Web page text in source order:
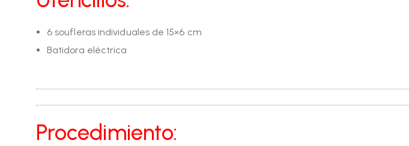
6 soufleras individuales de 15×6 cm
Batidora eléctrica
Procedimiento: